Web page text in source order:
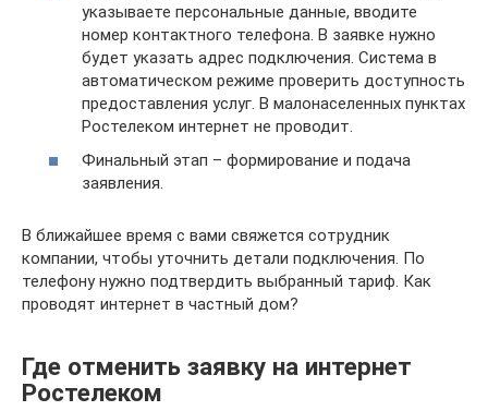
указываете персональные данные, вводите
номер контактного телефона. В заявке нужно
будет указать адрес подключения. Система в
автоматическом режиме проверить доступность
предоставления услуг. В малонаселенных пунктах
Ростелеком интернет не проводит.
Финальный этап – формирование и подача
заявления.
В ближайшее время с вами свяжется сотрудник
компании, чтобы уточнить детали подключения. По
телефону нужно подтвердить выбранный тариф. Как
проводят интернет в частный дом?
Где отменить заявку на интернет
Ростелеком